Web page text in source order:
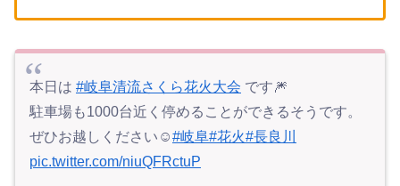
本日は #岐阜清流さくら花火大会 です🎆
駐車場も1000台近く停めることができるそうです。
ぜひお越しください☺️#岐阜#花火#長良川
pic.twitter.com/niuQFRctuP